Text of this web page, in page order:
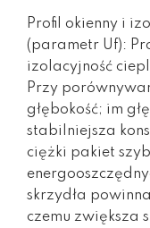
Profil okienny i
(parametr Uf):
izolacyjność
Przy
głębokość; im
stabilniejsza
ciężki pakiet
skrzydła
czemu zwiększa